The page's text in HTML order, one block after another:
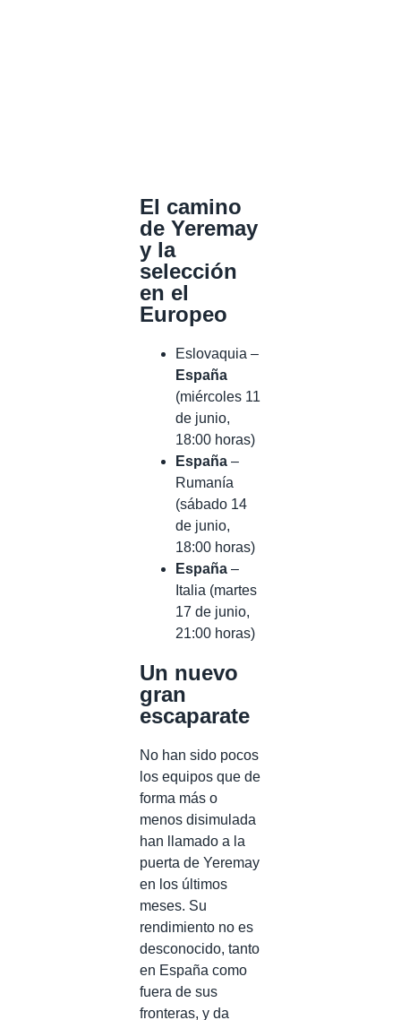
El camino
de Yeremay
y la
selección
en el
Europeo
Eslovaquia –
España
(miércoles 11
de junio,
18:00 horas)
España –
Rumanía
(sábado 14
de junio,
18:00 horas)
España –
Italia (martes
17 de junio,
21:00 horas)
Un nuevo
gran
escaparate
No han sido pocos
los equipos que de
forma más o
menos disimulada
han llamado a la
puerta de Yeremay
en los últimos
meses. Su
rendimiento no es
desconocido, tanto
en España como
fuera de sus
fronteras, y da